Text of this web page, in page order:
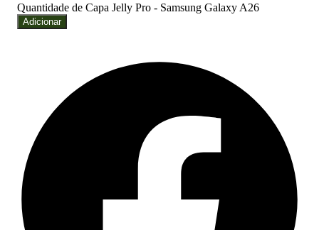
Quantidade de Capa Jelly Pro - Samsung Galaxy A26
Adicionar